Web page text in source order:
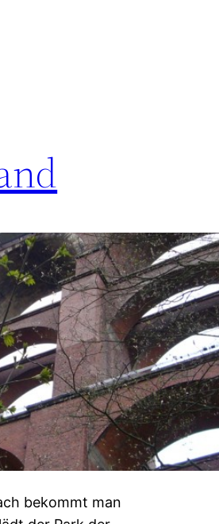
bekommt man